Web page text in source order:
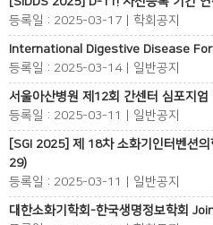
등록일 : 2025-03-17 | 학회공지
International Digestive Disease
등록일 : 2025-03-14 | 일반공지
서울아산병원 제12회 간센터 심포지
등록일 : 2025-03-11 | 일반공지
[SGI 2025] 제 18차 소화기인터벤션
29)
등록일 : 2025-03-11 | 일반공지
대한소화기학회-한국생명정보학회